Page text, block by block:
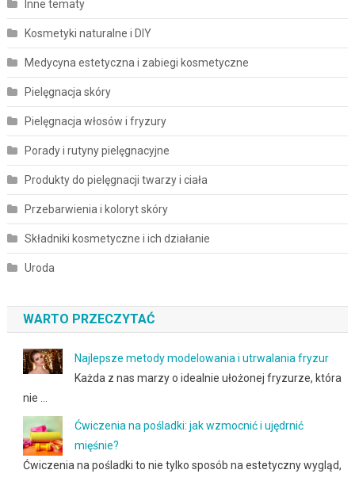
Inne tematy
Kosmetyki naturalne i DIY
Medycyna estetyczna i zabiegi kosmetyczne
Pielęgnacja skóry
Pielęgnacja włosów i fryzury
Porady i rutyny pielęgnacyjne
Produkty do pielęgnacji twarzy i ciała
Przebarwienia i koloryt skóry
Składniki kosmetyczne i ich działanie
Uroda
WARTO PRZECZYTAĆ
Najlepsze metody modelowania i utrwalania fryzur
Każda z nas marzy o idealnie ułożonej fryzurze, która
nie …
Ćwiczenia na pośladki: jak wzmocnić i ujędrnić
mięśnie?
Ćwiczenia na pośladki to nie tylko sposób na estetyczny wygląd,